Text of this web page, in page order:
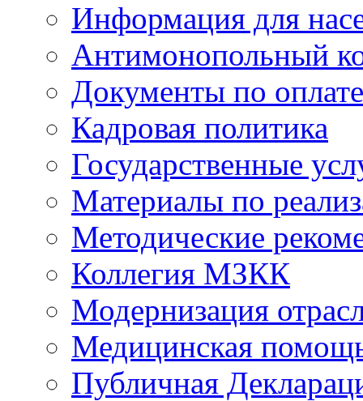
Информация для
Антимонопольный
Документы по
Кадровая политика
Государственные
Материалы по
Методические
Коллегия МЗКК
Модернизация
Медицинская
Публичная